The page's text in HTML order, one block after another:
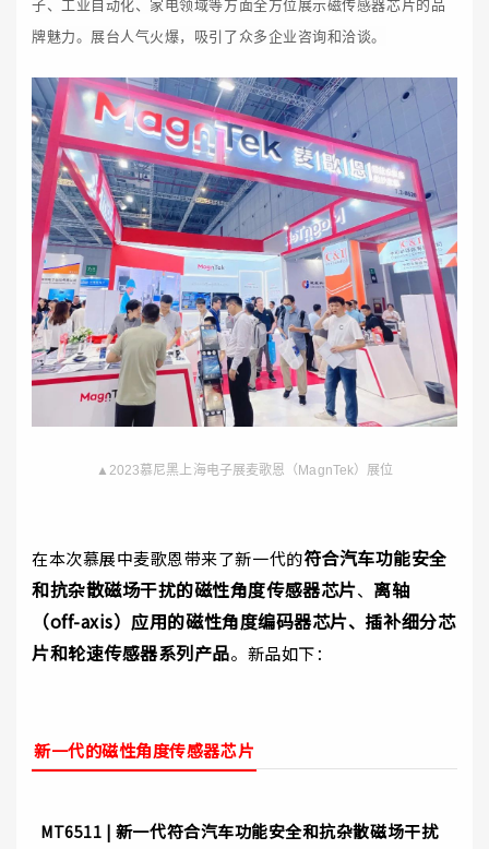
子、工业自动化、家电领域等方面全方位展示磁传感器芯片的品
牌魅力。展台人气火爆，吸引了众多企业咨询和洽谈。
▲2023慕尼黑上海电子展麦歌恩（MagnTek）展位
在本次慕展中麦歌恩带来了新一代的符合汽车功能安全
和抗杂散磁场干扰的磁性角度传感器芯片、 离轴
（off-axis）应用的磁性角度编码器芯片、 插补细分芯
片和轮速传感器系列产品。 新品如下：
新一代的磁性角度传感器芯片
MT6511 | 新一代符合汽车功能安全和抗杂散磁场干扰